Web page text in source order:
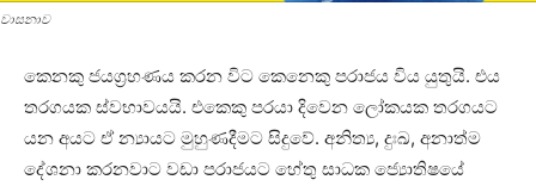
වාසනාව
කෙනකු ජයග්‍රහණය කරන විට කෙනෙකු පරාජය විය යුතුයි. එය
තරගයක ස්‌වභාවයයි. එකෙකු පරයා දිවෙන ලෝකයක තරගයට
යන අයට ඒ න්‍යායට මුහුණදීමට සිදුවේ. අනිත්‍ය, දුඃඛ, අනාත්ම
දේශනා කරනවාට වඩා පරාජයට හේතු සාධක ජ්‍යොතිෂයේ